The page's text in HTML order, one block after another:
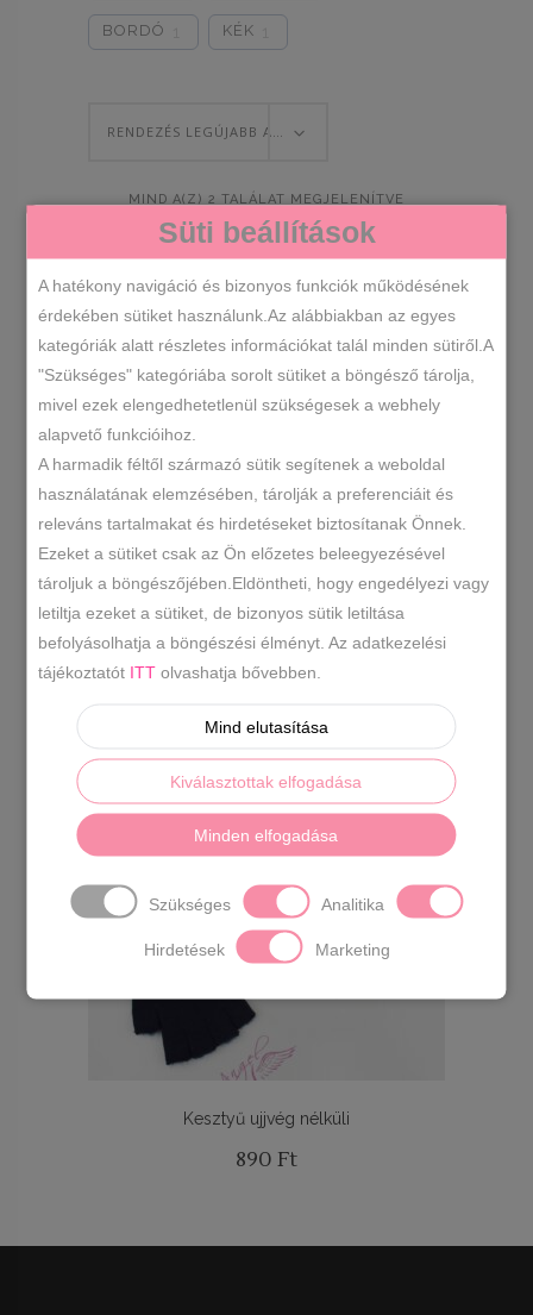
BORDÓ KÉK
RENDEZÉS LEGÚJABB ALAPJÁN
MIND A(Z) 2 TALÁLAT MEGJELENÍTVE
BY
LATEST
1990Ft
Kesztyű ujjvég nélküli
890 Ft
Süti beállítások
A hatékony navigáció és bizonyos funkciók működésének
érdekében sütiket használunk.Az alábbiakban az egyes
kategóriák alatt részletes információkat talál minden sütiről.A
"Szükséges" kategóriába sorolt sütiket a böngésző tárolja,
mivel ezek elengedhetetlenül szükségesek a webhely
alapvető funkcióihoz.
A harmadik féltől származó sütik segítenek a weboldal
használatának elemzésében, tárolják a preferenciáit és
releváns tartalmakat és hirdetéseket biztosítanak Önnek.
Ezeket a sütiket csak az Ön előzetes beleegyezésével
tároljuk a böngészőjében.Eldöntheti, hogy engedélyezi vagy
letiltja ezeket a sütiket, de bizonyos sütik letiltása
befolyásolhatja a böngészési élményt. Az adatkezelési
tájékoztatót ITT olvashatja bővebben.
Mind elutasítása
Kiválasztottak elfogadása
Minden elfogadása
Szükséges Analitika
Hirdetések Marketing